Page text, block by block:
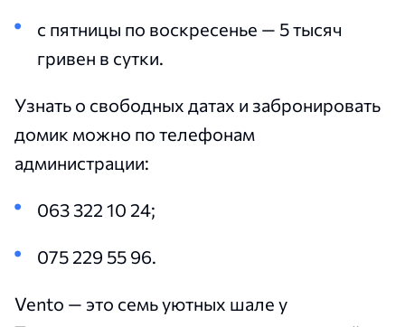
с пятницы по воскресенье — 5 тысяч
гривен в сутки.
Узнать о свободных датах и забронировать
домик можно по телефонам
администрации:
063 322 10 24;
075 229 55 96.
Vento — это семь уютных шале у